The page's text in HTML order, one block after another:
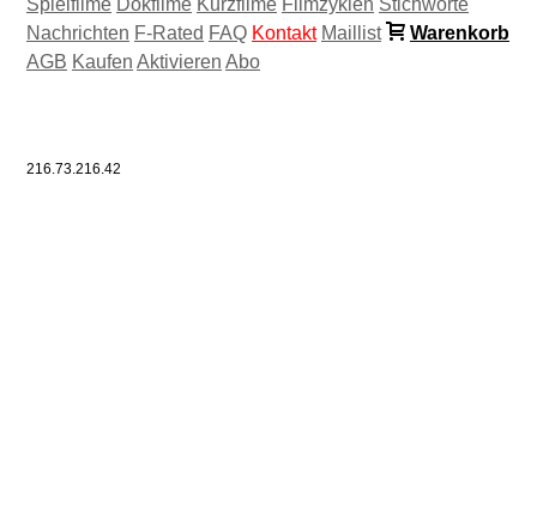
Nachrichten F-Rated FAQ Kontakt Maillist
Warenkorb
AGB Kaufen Aktivieren Abo
216.73.216.42